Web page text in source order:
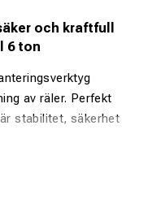
och kraftfull
6 ton
av räler. Perfekt
stabilitet, säkerhet